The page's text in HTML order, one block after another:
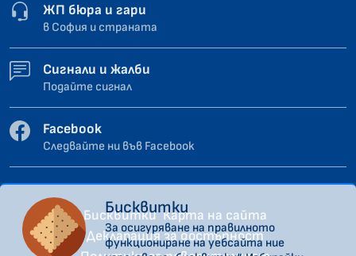
ЖП бюра и гари
в София и страната
Сигнали и жалби
Подайте сигнал
Facebook
Следвайте ни във Facebook
Бисквитки Карта на сайта
Декларация за достъпност
Бисквитки
За осигуряване на правилното
функциониране на уебсайта ние